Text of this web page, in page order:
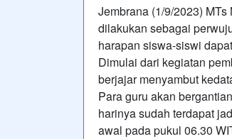
Jembrana (1/9/2023)
dilakukan sebagai
harapan siswa-siswi
Dimulai dari kegiatan
berjajar menyambut
Para guru akan
harinya sudah terdapat
awal pada pukul 06.30